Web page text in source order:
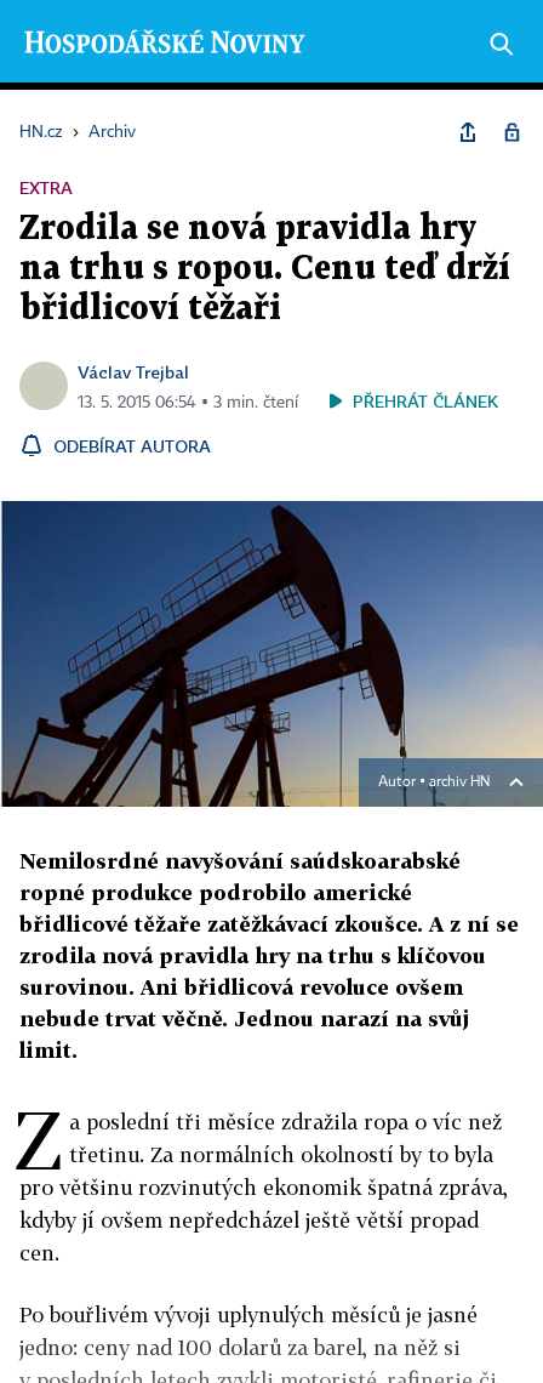
HN.cz › Archiv
EXTRA
Zrodila se nová pravidla hry
na trhu s ropou. Cenu teď drží
břidlicoví těžaři
Václav Trejbal
13. 5. 2015 06:54 ▪ 3 min. čtení PŘEHRÁT ČLÁNEK
ODEBÍRAT AUTORA
Autor ▪ archiv HN
Nemilosrdné navyšování saúdskoarabské
ropné produkce podrobilo americké
břidlicové těžaře zatěžkávací zkoušce. A z ní se
zrodila nová pravidla hry na trhu s klíčovou
surovinou. Ani břidlicová revoluce ovšem
nebude trvat věčně. Jednou narazí na svůj
limit.
Z a poslední tři měsíce zdražila ropa o víc než
třetinu. Za normálních okolností by to byla
pro většinu rozvinutých ekonomik špatná zpráva,
kdyby jí ovšem nepředcházel ještě větší propad
cen.
Po bouřlivém vývoji uplynulých měsíců je jasné
jedno: ceny nad 100 dolarů za barel, na něž si